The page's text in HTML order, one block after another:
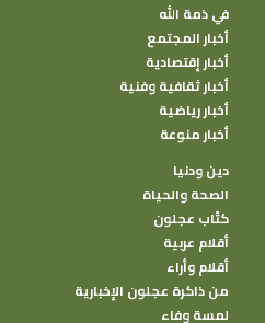
في ذمة الله
أخبار المجتمع
أخبار إقتصادية
أخبار ثقافية وفنية
أخبار رياضية
أخبار منوعة
دين ودنيا
الصحة والحياة
كتًاب عجلون
أقلام عربية
أقلام وأراء
من ذاكرة عجلون الإخبارية
لمسة وفاء